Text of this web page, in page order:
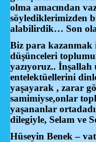
olma amacından
söylediklerimizden
alabilirdik… Son
Biz para kazanmak
düşünceleri
yazıyoruz.. İnşallah
entelektüellerini
yaşayarak , zarar
samimiyse,onlar
yaşananlar
dilegiyle, Selam ve
Hüseyin Benek –